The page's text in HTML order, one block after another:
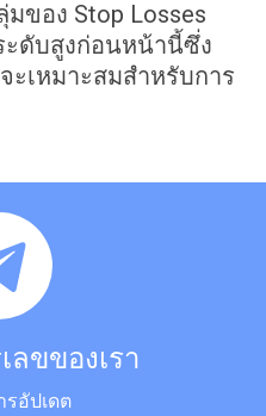
ของ Stop Losses
ะดับสูงก่อนหน้านี้ซึ่ง
ะเหมาะสมสำหรับการ
ลขของเรา
อัปเดต